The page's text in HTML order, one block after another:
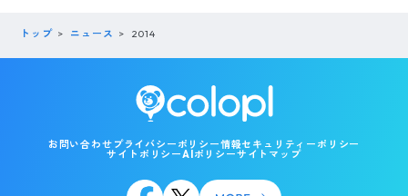
トップ ニュース 2014
お問い合わせ プライバシーポリシー情報セキュリティーポリシー
サイトポリシーAIポリシーサイトマップ